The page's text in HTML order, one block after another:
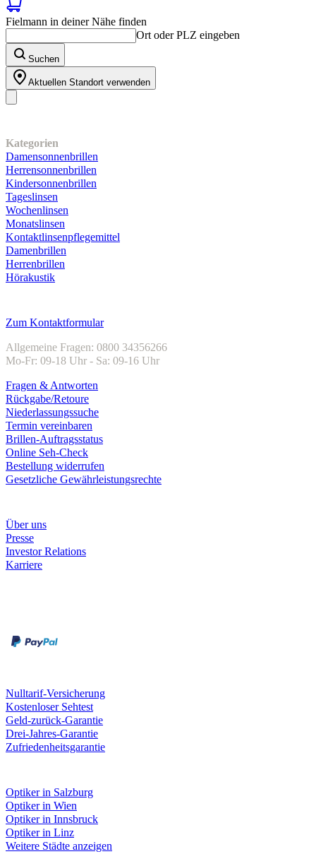
Fielmann in deiner Nähe finden
Ort oder PLZ eingeben
Suchen
Aktuellen Standort verwenden
Kategorien
Damensonnenbrillen
Herrensonnenbrillen
Kindersonnenbrillen
Tageslinsen
Wochenlinsen
Monatslinsen
Kontaktlinsenpflegemittel
Damenbrillen
Herrenbrillen
Hörakustik
Zum Kontaktformular
Allgemeine Fragen: 0800 34356266
Mo-Fr: 09-18 Uhr - Sa: 09-16 Uhr
Fragen & Antworten
Rückgabe/Retoure
Niederlassungssuche
Termin vereinbaren
Brillen-Auftragsstatus
Online Seh-Check
Bestellung widerrufen
Gesetzliche Gewährleistungsrechte
Über uns
Presse
Investor Relations
Karriere
Nulltarif-Versicherung
Kostenloser Sehtest
Geld-zurück-Garantie
Drei-Jahres-Garantie
Zufriedenheitsgarantie
Optiker in Salzburg
Optiker in Wien
Optiker in Innsbruck
Optiker in Linz
Weitere Städte anzeigen